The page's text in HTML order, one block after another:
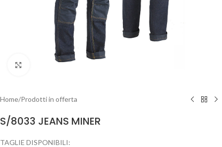
Clicca per ingrandire
Home/Prodotti in offerta
S/8033 JEANS MINER
TAGLIE DISPONIBILI: